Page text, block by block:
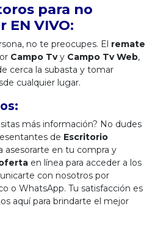
para no
EN VIVO:
no te preocupes. El remate
Campo Tvy Campo Tv Web,
cerca la subasta y tomar
cualquier lugar.
más información? No dudes
de Escritorio
asesorarte en tu compra y
en línea para acceder a los
con nosotros por
o WhatsApp. Tu satisfacción es
aquí para brindarte el mejor